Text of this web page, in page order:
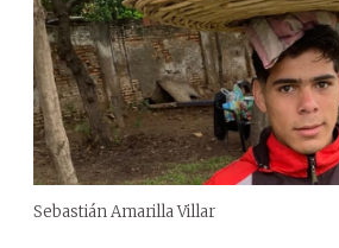
Sebastián Amarilla Villar